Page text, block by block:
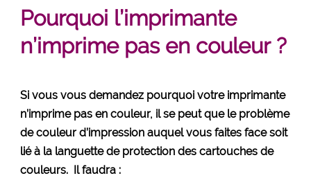
Pourquoi l’imprimante
n’imprime pas en couleur ?
Si vous vous demandez pourquoi votre imprimante
n’imprime pas en couleur, il se peut que le problème
de couleur d’impression auquel vous faites face soit
lié à la languette de protection des cartouches de
couleurs. Il faudra :